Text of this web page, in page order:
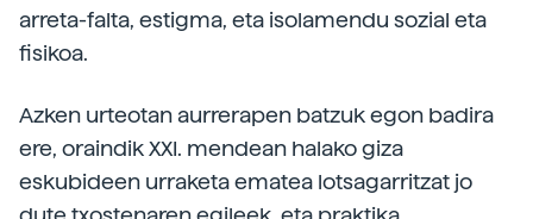
arreta-falta, estigma, eta isolamendu sozial eta
fisikoa.
Azken urteotan aurrerapen batzuk egon badira
ere, oraindik XXI. mendean halako giza
eskubideen urraketa ematea lotsagarritzat jo